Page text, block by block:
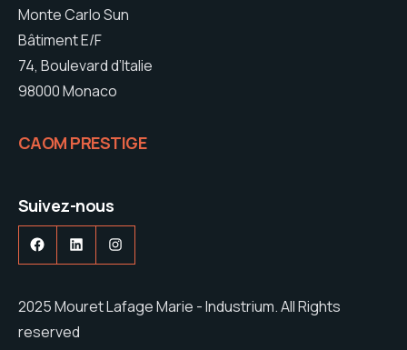
Monte Carlo Sun
Bâtiment E/F
74, Boulevard d’Italie
98000 Monaco
CAOM PRESTIGE
Suivez-nous
Facebook
LinkedInInstagram
2025 Mouret Lafage Marie - Industrium. All Rights
reserved